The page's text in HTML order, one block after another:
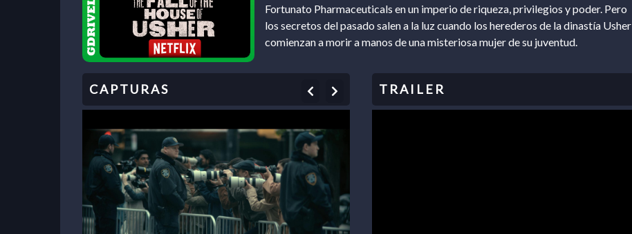
Fortunato Pharmaceuticals en un imperio de riqueza, privilegios y poder. Pero
los secretos del pasado salen a la luz cuando los herederos de la dinastía Usher
comienzan a morir a manos de una misteriosa mujer de su juventud.
Previous